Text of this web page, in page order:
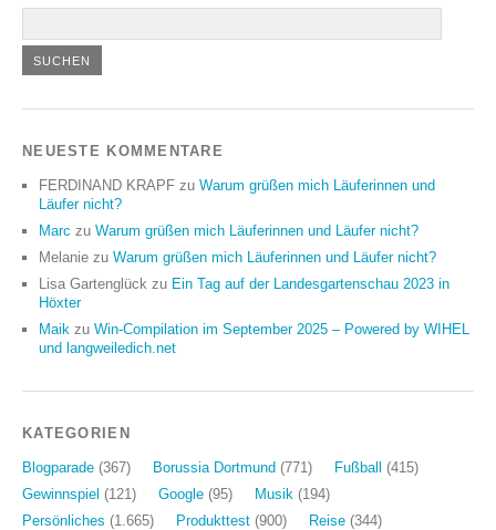
NEUESTE KOMMENTARE
FERDINAND KRAPF zu Warum grüßen mich Läuferinnen und
Läufer nicht?
Marc zu Warum grüßen mich Läuferinnen und Läufer nicht?
Melanie zu Warum grüßen mich Läuferinnen und Läufer nicht?
Lisa Gartenglück zu Ein Tag auf der Landesgartenschau 2023 in
Höxter
Maik zu Win-Compilation im September 2025 – Powered by WIHEL
und langweiledich.net
KATEGORIEN
Blogparade (367) Borussia Dortmund (771) Fußball
(415)
Gewinnspiel (121) Google (95) Musik (194)
Persönliches (1.665) Produkttest (900) Reise (344)